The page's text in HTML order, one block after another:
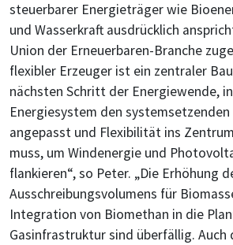
steuerbarer Energieträger wie
und Wasserkraft ausdrücklich
Union der Erneuerbaren-Branche
flexibler Erzeuger ist ein zentraler
nächsten Schritt der Energiewende,
Energiesystem den systemsetzenden
angepasst und Flexibilität ins
muss, um Windenergie und
flankieren“, so Peter. „Die Erhöhung
Ausschreibungsvolumens für
Integration von Biomethan in die
Gasinfrastruktur sind überfällig. Auch